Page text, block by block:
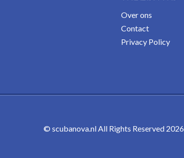
Over ons
Contact
Privacy Policy
© scubanova.nl All Rights Reserved 2026